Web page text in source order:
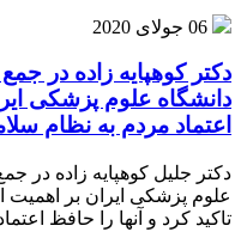
06 جولای 2020
دکتر کوهپایه زاده در
دانشگاه علوم پزشکی
اعتماد مردم به نظام
دکتر جلیل کوهپایه زاده در
علوم پزشکی ایران بر
تاکید کرد و آنها را حافظ